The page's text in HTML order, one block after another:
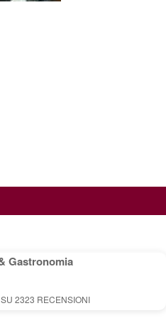
Gastronomia
2323 RECENSIONI